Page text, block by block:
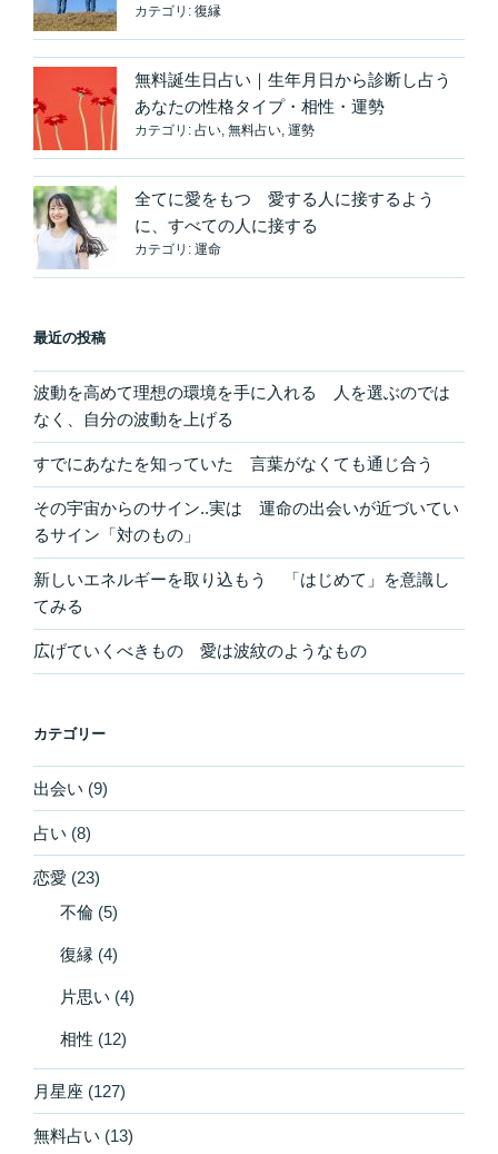
ア
で
体
エ
ネ
ル
ギ
ー
を
浄
化
る”
カテゴリ: 復縁
無料誕生日占い｜生年月日から診断し占う
あなたの性格タイプ・相性・運勢
カテゴリ: 占い 無料占い 運勢
全てに愛をもつ 愛する人に接するよう
に、すべての人に接する
カテゴリ: 運命
最近の投稿
波動を高めて理想の環境を手に入れる 人を選ぶのでは
なく、自分の波動を上げる
すでにあなたを知っていた 言葉がなくても通じ合う
その宇宙からのサイン..実は 運命の出会いが近づいてい
るサイン「対のもの」
新しいエネルギーを取り込もう 「はじめて」を意識し
てみる
広げていくべきもの 愛は波紋のようなもの
カテゴリー
出会い (9)
占い (8)
恋愛 (23)
不倫 (5)
復縁 (4)
片思い (4)
相性 (12)
月星座 (127)
無料占い (13)